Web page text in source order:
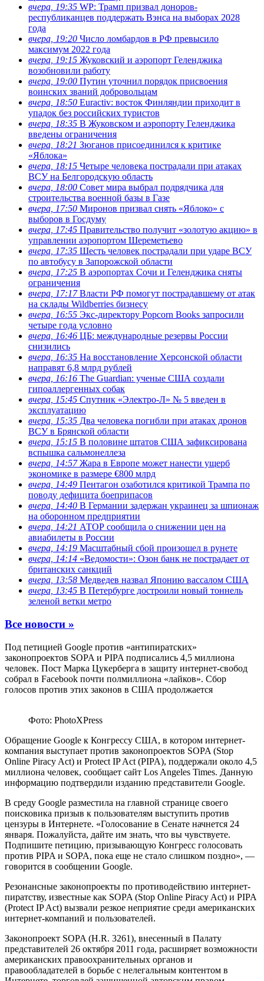
вчера, 19:35 WP: Трамп призвал доноров-
республиканцев поддержать Вэнса на выборах 2028
года
вчера, 19:20 Число ломбардов в РФ превысило
максимум 2022 года
вчера, 19:15 Жуковский и аэропорт Геленджика
возобновили работу
вчера, 19:00 Путин уточнил порядок присвоения
воинских званий добровольцам
вчера, 18:50 Euractiv: восток Финляндии приходит в
упадок без российских туристов
вчера, 18:35 В Жуковском и аэропорту Геленджика
введены ограничения
вчера, 18:21 Зюганов присоединился к критике
«Яблока»
вчера, 18:15 Четыре человека пострадали при атаках
ВСУ на Белгородскую область
вчера, 18:00 Совет мира выбрал подрядчика для
строительства военной базы в Газе
вчера, 17:50 Миронов призвал снять «Яблоко» с
выборов в Госдуму
вчера, 17:45 Правительство получит «золотую акцию» в
управлении аэропортом Шереметьево
вчера, 17:35 Шесть человек пострадали при ударе ВСУ
по автобусу в Запорожской области
вчера, 17:25 В аэропортах Сочи и Геленджика сняты
ограничения
вчера, 17:17Власти РФ помогут пострадавшему от атак
на склады Wildberries бизнесу
вчера, 16:55 Экс-директору Popcorn Books запросили
четыре года условно
вчера, 16:46 ЦБ: международные резервы России
снизились
вчера, 16:35 На восстановление Херсонской области
направят 6,8 млрд рублей
вчера, 16:16 The Guardian: ученые США создали
гипоаллергенных собак
вчера, 15:45 Спутник «Электро-Л» № 5 введен в
эксплуатацию
вчера, 15:35 Два человека погибли при атаках дронов
ВСУ в Брянской области
вчера, 15:15 В половине штатов США зафиксирована
вспышка сальмонеллеза
вчера, 14:57Жара в Европе может нанести ущерб
экономике в размере €800 млрд
вчера, 14:49 Пентагон озаботился критикой Трампа по
поводу дефицита боеприпасов
вчера, 14:40 В Германии задержан украинец за шпионаж
на оборонном предприятии
вчера, 14:21 АТОР сообщила о снижении цен на
авиабилеты в России
вчера, 14:19 Масштабный сбой произошел в рунете
вчера, 14:14 «Ведомости»: Озон банк не пострадает от
британских санкций
вчера, 13:58 Медведев назвал Японию вассалом США
вчера, 13:45 В Петербурге достроили новый тоннель
зеленой ветки метро
Все новости »
Под петицией Google против «антипиратских»
законопроектов SOPA и PIPA подписались 4,5 миллиона
человек. Пост Марка Цукерберга в защиту интернет-свобод
собрал в Facebook почти полмиллиона «лайков». Сбор
голосов против этих законов в США продолжается
Фото: PhotoXPress
Обращение Google к Конгрессу США, в котором интернет-
компания выступает против законопроектов SOPA (Stop
Online Piracy Act) и Protect IP Act (PIPA), поддержали около 4,5
миллиона человек, сообщает сайт Los Angeles Times. Данную
информацию подтвердили изданию представители Google.